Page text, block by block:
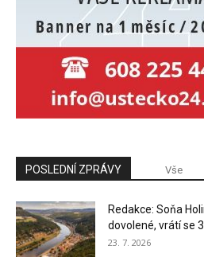
POSLEDNÍ ZPRÁVY Vše
Redakce: Soňa
dovolené, vrátí se
23. 7. 2026